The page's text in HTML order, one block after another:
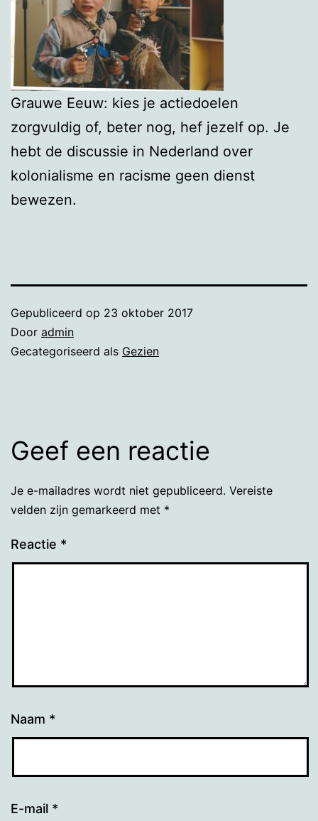
Grauwe Eeuw: kies je actiedoelen
zorgvuldig of, beter nog, hef jezelf op. Je
hebt de discussie in Nederland over
kolonialisme en racisme geen dienst
bewezen.
Gepubliceerd op 23 oktober 2017
Door admin
Gecategoriseerd als Gezien
Geef een reactie
Je e-mailadres wordt niet gepubliceerd. Vereiste
velden zijn gemarkeerd met *
Reactie *
Naam *
E-mail *